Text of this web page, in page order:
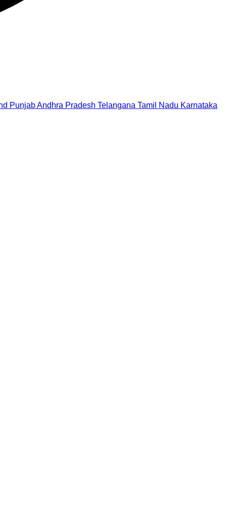
PunjabAndhra Pradesh Telangana Tamil Nadu Karnataka